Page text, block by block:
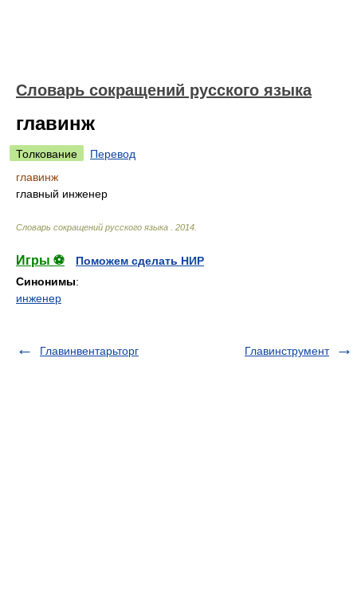
Словарь сокращений русского языка
главинж
Толкование
Перевод
главинж
главный инженер
Словарь сокращений русского языка 2014
Игры ⚽
Поможем сделать НИР
Синонимы:
инженер
Главинвентарьторг Главинструмент